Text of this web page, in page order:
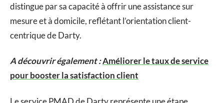
distingue par sa capacité à offrir une assistance sur
mesure et à domicile, reflétant l’orientation client-
centrique de Darty.
A découvrir également :Améliorer le taux de service
pour booster la satisfaction client